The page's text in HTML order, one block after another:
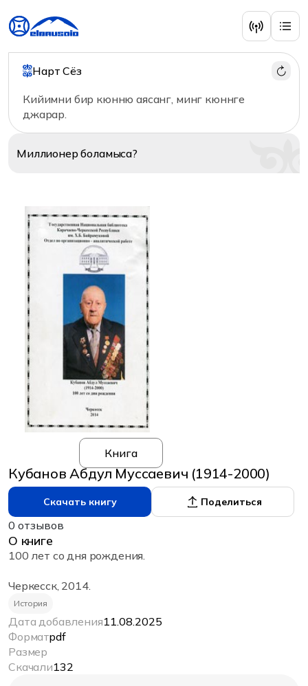
Нарт Сёз
Кийимни бир кюнню аясанг, минг кюннге
джарар.
Миллионерболамыса?
История
Книга
Кубанов Абдул Муссаевич (1914-2000)
Скачать книгу Поделиться
0 отзывов
О книге
100 лет со дня рождения.
Черкесск, 2014.
История
Дата добавления11.08.2025
Форматpdf
Размер
Скачали132